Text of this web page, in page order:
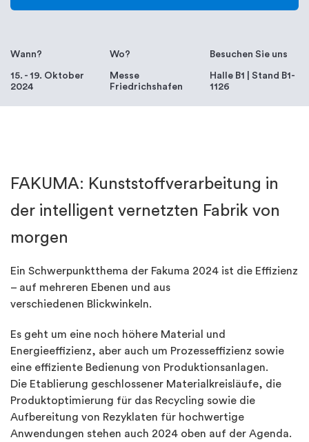
Besuchen Sie uns
Halle B1 | Stand B1-
1126
Wo?
Messe
Friedrichshafen
Wann?
15. - 19. Oktober
2024
FAKUMA: Kunststoffverarbeitung in
der intelligent vernetzten Fabrik von
morgen
Ein Schwerpunktthema der Fakuma 2024 ist die Effizienz
– auf mehreren Ebenen und aus
verschiedenen Blickwinkeln.
Es geht um eine noch höhere Material und
Energieeffizienz, aber auch um Prozesseffizienz sowie
eine effiziente Bedienung von Produktionsanlagen.
Die Etablierung geschlossener Materialkreisläufe, die
Produktoptimierung für das Recycling sowie die
Aufbereitung von Rezyklaten für hochwertige
Anwendungen stehen auch 2024 oben auf der Agenda.